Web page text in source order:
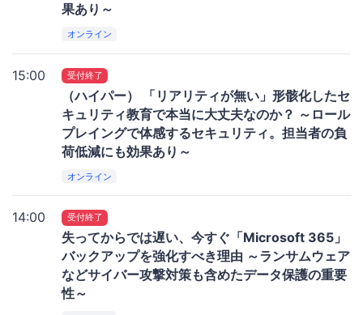
果あり～
オンライン
15:00 受付終了
（ハイパー） 「リアリティが無い」形骸化したセ
キュリティ教育で本当に大丈夫なのか？ ～ロール
プレイングで体感するセキュリティ。担当者の負
荷低減にも効果あり～
オンライン
14:00 受付終了
失ってからでは遅い、今すぐ「Microsoft 365」
バックアップを強化すべき理由 ～ランサムウェア
などサイバー攻撃対策も含めたデータ保護の重要
性～